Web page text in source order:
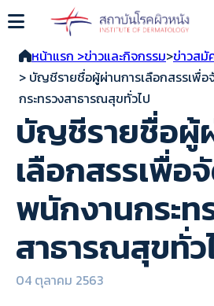
หน้าแรก >ข่าวและกิจกรรม>ข่าวสมั
> บัญชีรายชื่อผู้ผ่านการเลือกสรรเพื่อ
กระทรวงสาธารณสุขทั่วไป
บัญชีรายชื่อผู้
เลือกสรรเพื่อ
พนักงานกระท
สาธารณสุขทั่ว
04 ตุลาคม 2563